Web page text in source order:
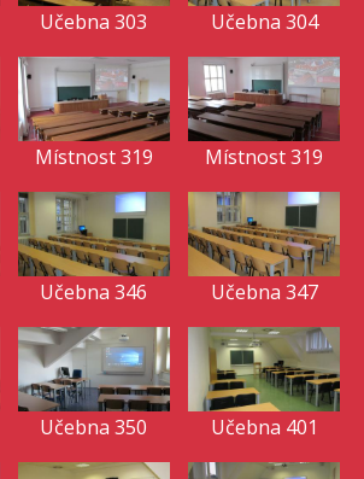
Učebna 303 Učebna 304
Místnost 319 Místnost 319
Učebna 346 Učebna 347
Učebna 350 Učebna 401